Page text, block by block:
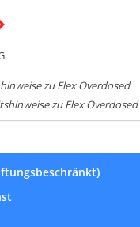
zu Flex Overdosed
zu Flex Overdosed